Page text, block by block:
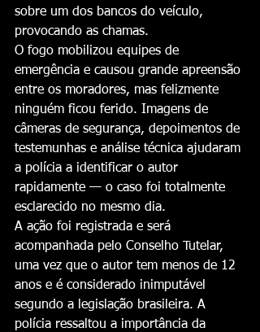
sobre um dos bancos do veículo,
provocando as chamas.
O fogo mobilizou equipes de
emergência e causou grande apreensão
entre os moradores, mas felizmente
ninguém ficou ferido. Imagens de
câmeras de segurança, depoimentos de
testemunhas e análise técnica ajudaram
a polícia a identificar o autor
rapidamente — o caso foi totalmente
esclarecido no mesmo dia.
A ação foi registrada e será
acompanhada pelo Conselho Tutelar,
uma vez que o autor tem menos de 12
anos e é considerado inimputável
segundo a legislação brasileira. A
polícia ressaltou a importância da